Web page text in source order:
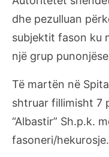
dhe pezulluan
subjektit fason ku
një grup
Të martën në
shtruar fillimisht 7
“Albastir” Sh.p.k.
fasoneri/hekurosje.